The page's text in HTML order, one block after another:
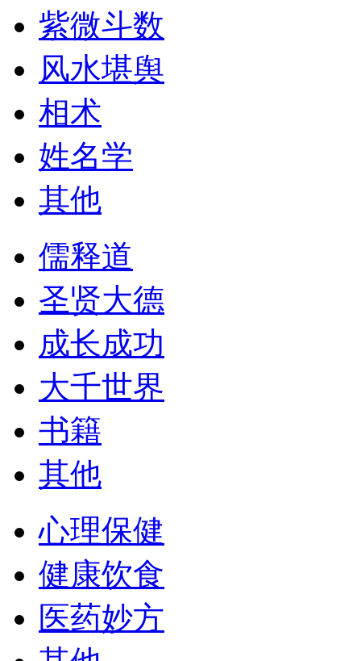
紫微斗数
风水堪舆
相术
姓名学
其他
儒释道
圣贤大德
成长成功
大千世界
书籍
其他
心理保健
健康饮食
医药妙方